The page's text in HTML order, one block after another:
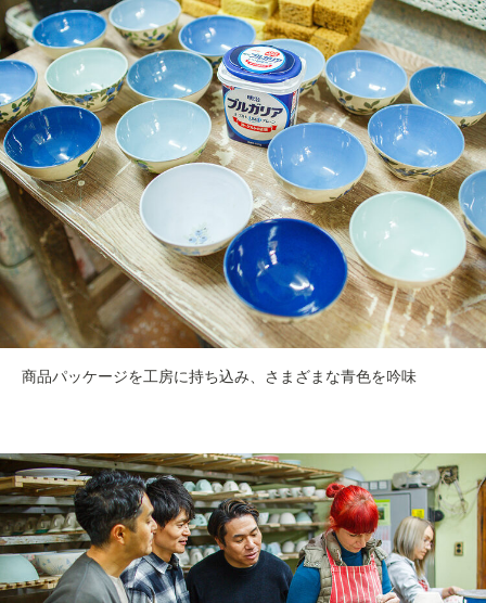
商品パッケージを工房に持ち込み、さまざまな青色を吟味